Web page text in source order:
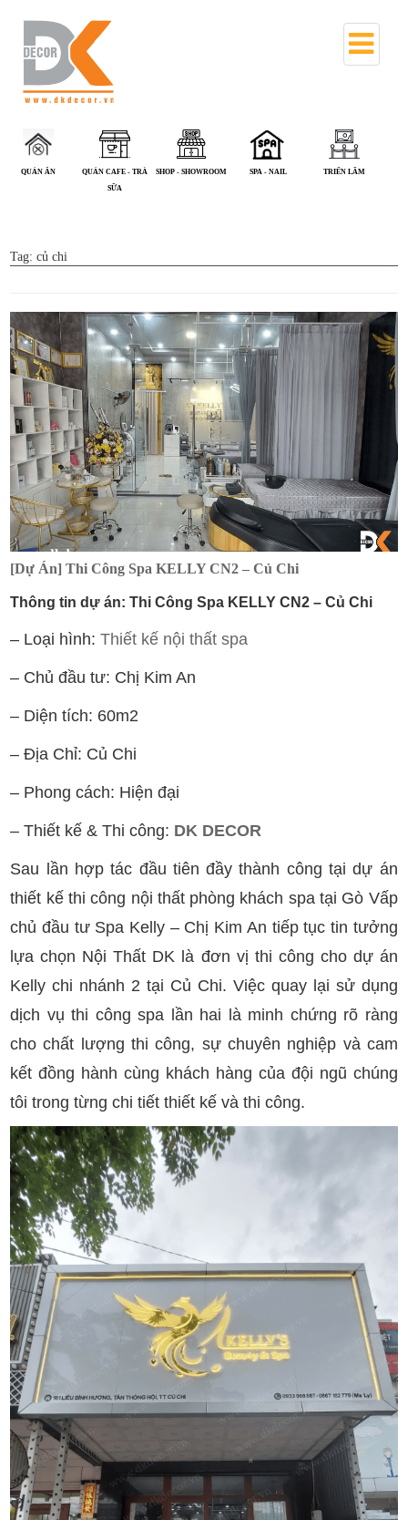
QUÁN CAFE - TRÀ
SHOP - SHOWROOM SPA - NAIL TRIỂN LÃM VĂN PHÒNG
Tag:củ chi
[Dự Án] Thi Công Spa KELLY CN2 – Củ Chi
Thông tin dự án: Thi Công Spa KELLY CN2 – Củ Chi
– Loại hình:Thiết kế nội thất spa
– Chủ đầu tư: Chị Kim An
– Diện tích: 60m2
– Địa Chỉ: Củ Chi
– Phong cách: Hiện đại
– Thiết kế & Thi công: DK DECOR
Sau lần hợp tác đầu tiên đầy thành công tại dự án
thiết kế thi công nội thất phòng khách spa tại Gò Vấp
chủ đầu tư Spa Kelly – Chị Kim An tiếp tục tin tưởng
lựa chọn Nội Thất DK là đơn vị thi công cho dự án
Kelly chi nhánh 2 tại Củ Chi. Việc quay lại sử dụng
dịch vụ thi công spa lần hai là minh chứng rõ ràng
cho chất lượng thi công, sự chuyên nghiệp và cam
kết đồng hành cùng khách hàng của đội ngũ chúng
tôi trong từng chi tiết thiết kế và thi công.